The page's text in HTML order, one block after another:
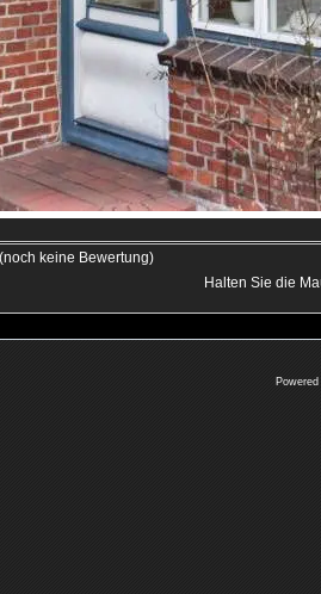
(noch keine Bewertung)
Halten Sie die